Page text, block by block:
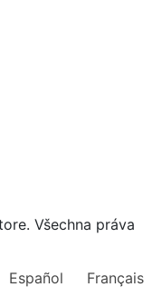
Všechna práva
Español Français